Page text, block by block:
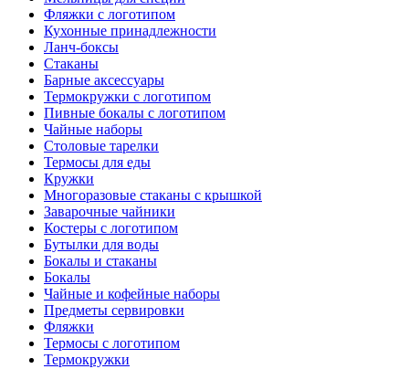
Фляжки с логотипом
Кухонные принадлежности
Ланч-боксы
Стаканы
Барные аксессуары
Термокружки с логотипом
Пивные бокалы с логотипом
Чайные наборы
Столовые тарелки
Термосы для еды
Кружки
Многоразовые стаканы с крышкой
Заварочные чайники
Костеры с логотипом
Бутылки для воды
Бокалы и стаканы
Бокалы
Чайные и кофейные наборы
Предметы сервировки
Фляжки
Термосы с логотипом
Термокружки